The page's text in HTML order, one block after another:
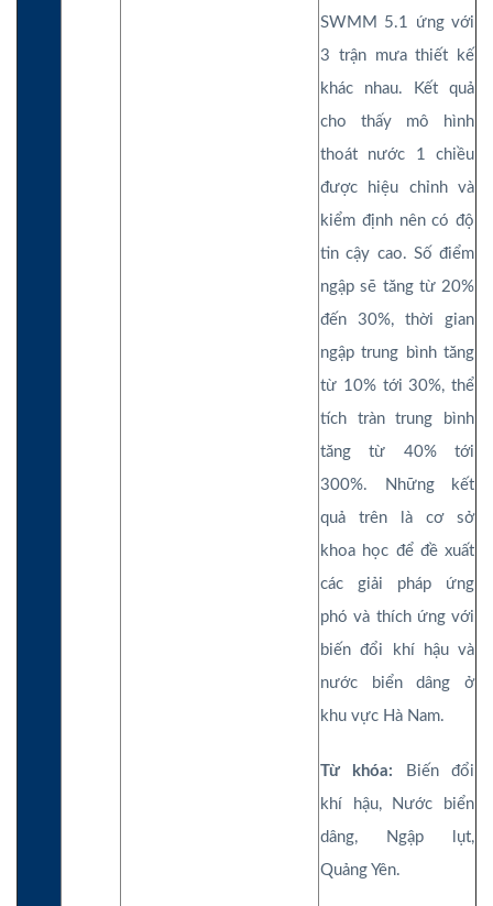
SWMM 5.1 ứng với
3 trận mưa thiết kế
khác nhau. Kết quả
cho thấy mô hình
thoát nước 1 chiều
được hiệu chỉnh và
kiểm định nên có độ
tin cậy cao. Số điểm
ngập sẽ tăng từ 20%
đến 30%, thời gian
ngập trung bình tăng
từ 10% tới 30%, thể
tích tràn trung bình
tăng từ 40% tới
300%. Những kết
quả trên là cơ sở
khoa học để đề xuất
các giải pháp ứng
phó và thích ứng với
biến đổi khí hậu và
nước biển dâng ở
khu vực Hà Nam.
Từ khóa: Biến đổi
khí hậu, Nước biển
dâng, Ngập lụt,
Quảng Yên.